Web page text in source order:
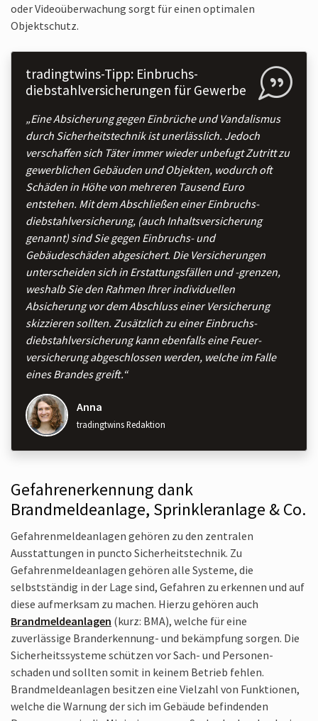
oder Video­überwachung sorgt für einen optimalen
Objektschutz.
tradingtwins-Tipp: Einbruchs­
diebstahl­versicherungen für Gewerbe
„Eine Absicherung gegen Einbrüche und Vandalismus
durch Sicherheits­technik ist unerlässlich. Jedoch
verschaffen sich Täter immer wieder unbefugt Zutritt zu
gewerblichen Gebäuden und Objekten, wodurch oft
Schäden in Höhe von mehreren Tausend Euro
entstehen. Mit dem Abschließen einer Einbruchs­
diebstahl­versicherung, (auch Inhalts­versicherung
genannt) sind Sie gegen Einbruchs- und
Gebäudeschäden abgesichert. Die Versicherungen
unterscheiden sich in Erstattungs­fällen und -grenzen,
weshalb Sie den Rahmen Ihrer individuellen
Absicherung vor dem Abschluss einer Versicherung
skizzieren sollten. Zusätzlich zu einer Einbruchs­
diebstahl­versicherung kann ebenfalls eine Feuer­
versicherung abgeschlossen werden, welche im Falle
eines Brandes greift.“
Anna
tradingtwins Redaktion
Gefahrenerkennung dank
Brandmeldeanlage, Sprinkleranlage & Co.
Gefahrenmelde­anlagen gehören zu den zentralen
Ausstattungen in puncto Sicherheits­technik. Zu
Gefahrenmelde­anlagen gehören alle Systeme, die
selbstständig in der Lage sind, Gefahren zu erkennen und auf
diese aufmerksam zu machen. Hierzu gehören auch
Brandmelde­anlagen (kurz: BMA), welche für eine
zuverlässige Branderkennung- und bekämpfung sorgen. Die
Sicherheits­systeme schützen vor Sach- und Personen­
schaden und sollten somit in keinem Betrieb fehlen.
Brandmelde­anlagen besitzen eine Vielzahl von Funktionen,
welche die Warnung der sich im Gebäude befindenden